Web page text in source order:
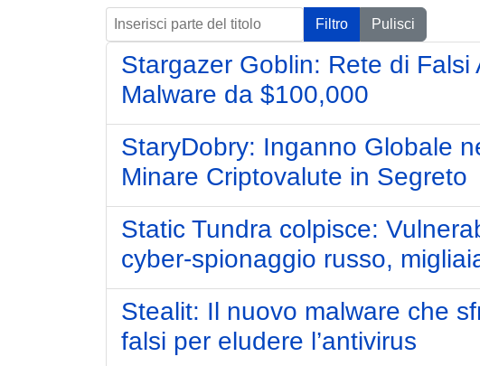
Inserisci parte del titolo Filtro Pulisci
Stargazer Goblin: Rete di
Malware da $100,000
StaryDobry: Inganno Globale
Minare Criptovalute in Segreto
Static Tundra colpisce:
cyber-spionaggio russo,
Stealit: Il nuovo malware che
falsi per eludere l’antivirus